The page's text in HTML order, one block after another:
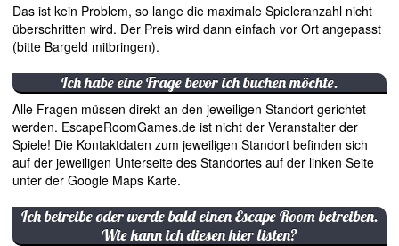
Das ist kein Problem, so lange die maximale Spieleranzahl nicht
überschritten wird. Der Preis wird dann einfach vor Ort angepasst
(bitte Bargeld mitbringen).
Ich habe eine Frage bevor ich buchen möchte.
Alle Fragen müssen direkt an den jeweiligen Standort gerichtet
werden. EscapeRoomGames.de ist nicht der Veranstalter der
Spiele! Die Kontaktdaten zum jeweiligen Standort befinden sich
auf der jeweiligen Unterseite des Standortes auf der linken Seite
unter der Google Maps Karte.
Ich betreibe oder werde bald einen Escape Room betreiben.
Wie kann ich diesen hier listen?